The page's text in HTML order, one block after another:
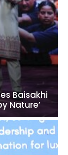
Baisakhi
Nature’